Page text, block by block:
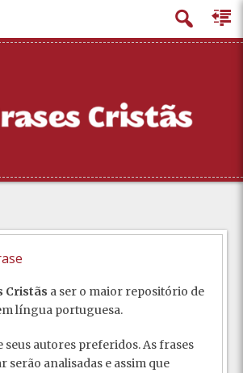
Cristãs a ser o maior repositório de
língua portuguesa.
seus autores preferidos. As frases
serão analisadas e assim que